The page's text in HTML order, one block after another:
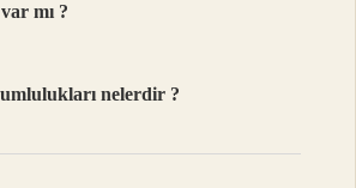
mı ?
nelerdir ?